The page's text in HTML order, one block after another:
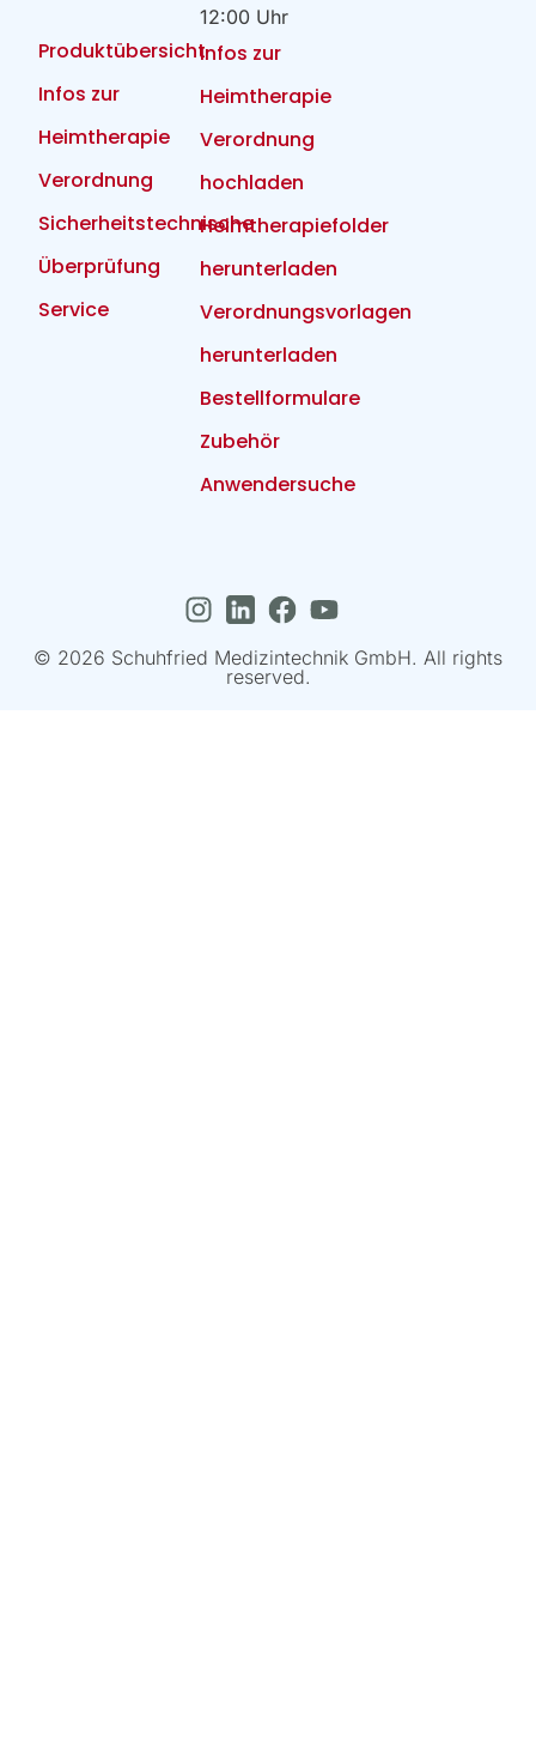
Produktübersicht
Infos zur
Heimtherapie
Verordnung
Sicherheitstechnische
Überprüfung
Service
12:00 Uhr
Infos zur
Heimtherapie
Verordnung
hochladen
Heimtherapiefolder
herunterladen
Verordnungsvorlagen
herunterladen
Bestellformulare
Zubehör
Anwendersuche
© 2026 Schuhfried Medizintechnik GmbH. All rights
reserved.